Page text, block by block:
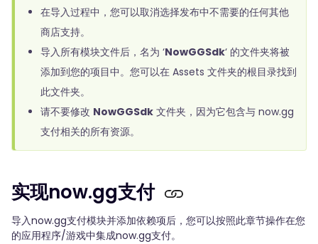
在导入过程中，您可以取消选择发布中不需要的任何其他
商店支持。
导入所有模块文件后，名为 ‘NowGGSdk‘ 的文件夹将被
添加到您的项目中。您可以在 Assets 文件夹的根目录找到
此文件夹。
请不要修改 NowGGSdk 文件夹，因为它包含与 now.gg
支付相关的所有资源。
实现now.gg支付
导入now.gg支付模块并添加依赖项后，您可以按照此章节操作在您
的应用程序/游戏中集成now.gg支付。